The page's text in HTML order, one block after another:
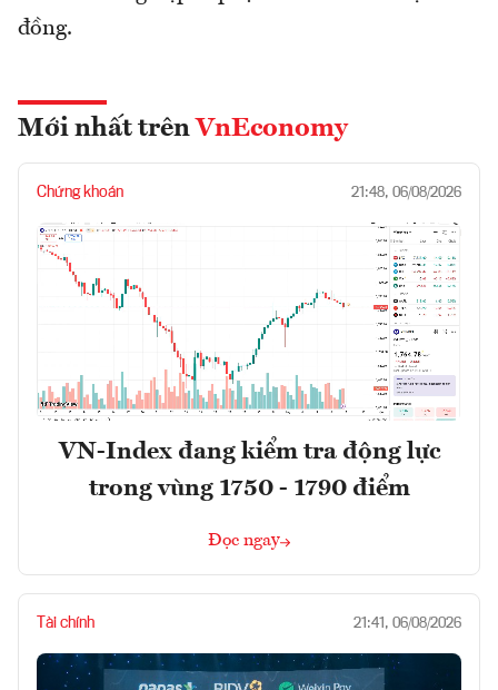
đồng.
Mới nhất trên VnEconomy
Chứng khoán 21:48, 06/08/2026
VN-Index đang kiểm tra động lực
trong vùng 1750 - 1790 điểm
Đọc ngay
Tài chính 21:41, 06/08/2026